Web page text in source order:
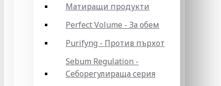
Матиращи продукти
Perfect Volume - За обем
Purifyng - Против пърхот
Sebum Regulation -
Себорегулираща серия